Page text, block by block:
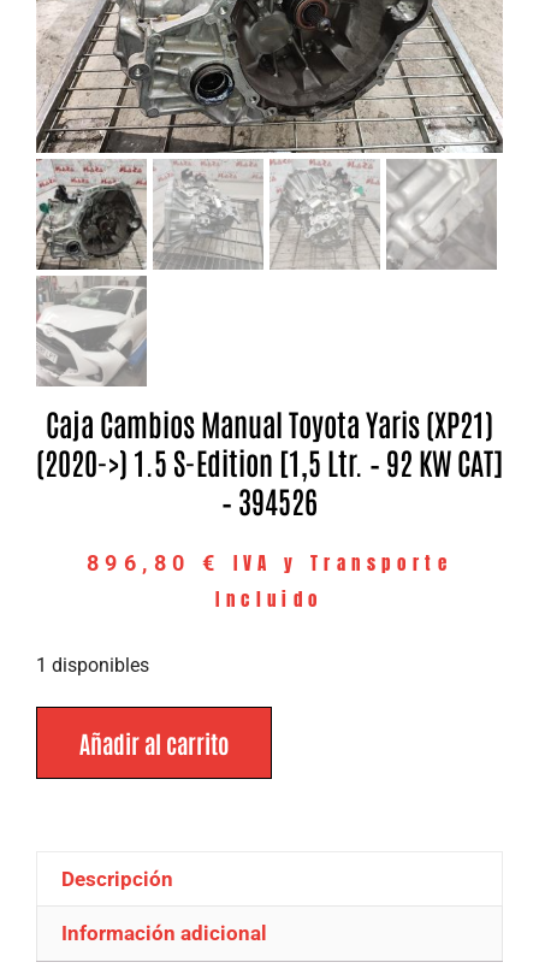
Caja Cambios Manual Toyota Yaris (XP21)
(2020->) 1.5 S-Edition [1,5 Ltr. – 92 KW CAT]
– 394526
896,80 €
IVA y Transporte
Incluido
1 disponibles
Añadir al carrito
Descripción
Información adicional